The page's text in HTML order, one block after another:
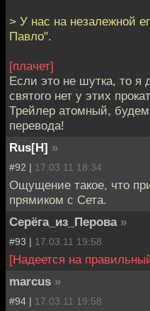
> У нас на незалежной
Павло".
[плачет]
Если это не шутка, то я
святого нет у этих
Трейлер атомный,
перевода!
Rus[H] »
#92 | 17.03.11 18:34
Ощущение такое, что
прямиком с Сета.
Серёга_из_Перова »
#93 | 17.03.11 19:58
[Надеется на
marcus »
#94 | 17.03.11 19:58